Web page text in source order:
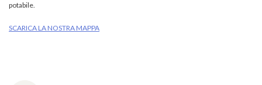
potabile.
SCARICA LA NOSTRA MAPPA